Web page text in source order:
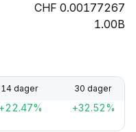
0.00177267
1.00B
14 dager 30 dager
+22.47% +32.52%